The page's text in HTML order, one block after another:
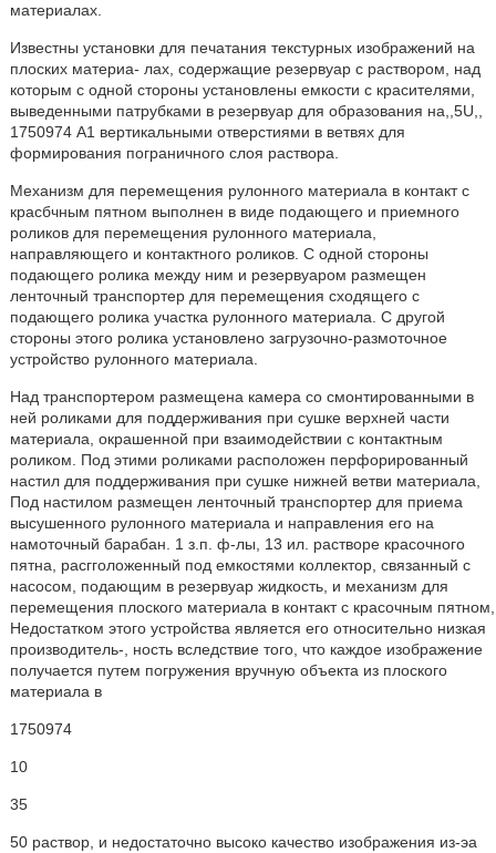
материалах.
Известны установки для печатания текстурных изображений на
плоских материа- лах, содержащие резервуар с раствором, над
которым с одной стороны установлены емкости с красителями,
выведенными патрубками в резервуар для образования на,,5U,,
1750974 А1 вертикальными отверстиями в ветвях для
формирования пограничного слоя раствора.
Механизм для перемещения рулонного материала в контакт с
красбчным пятном выполнен в виде подающего и приемного
роликов для перемещения рулонного материала,
направляющего и контактного роликов. С одной стороны
подающего ролика между ним и резервуаром размещен
ленточный транспортер для перемещения сходящего с
подающего ролика участка рулонного материала. С другой
стороны этого ролика установлено загрузочно-размоточное
устройство рулонного материала.
Над транспортером размещена камера со смонтированными в
ней роликами для поддерживания при сушке верхней части
материала, окрашенной при взаимодействии с контактным
роликом. Под этими роликами расположен перфорированный
настил для поддерживания при сушке нижней ветви материала,
Под настилом размещен ленточный транспортер для приема
высушенного рулонного материала и направления его на
намоточный барабан. 1 з.п. ф-лы, 13 ил. растворе красочного
пятна, расгголоженный под емкостями коллектор, связанный с
насосом, подающим в резервуар жидкость, и механизм для
перемещения плоского материала в контакт с красочным пятном,
Недостатком этого устройства является его относительно низкая
производитель-, ность вследствие того, что каждое изображение
получается путем погружения вручную объекта из плоского
материала в
1750974
10
35
50 раствор, и недостаточно высоко качество изображения из-эа